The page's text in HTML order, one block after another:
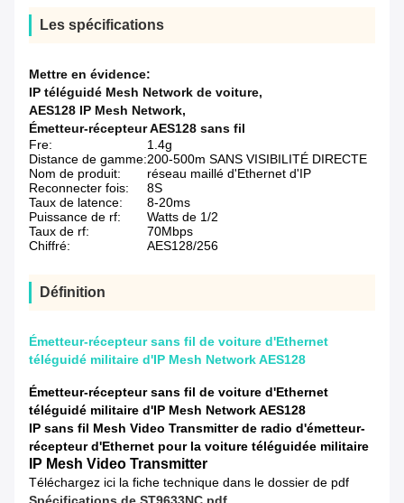
Les spécifications
Mettre en évidence:
IP téléguidé Mesh Network de voiture,
AES128 IP Mesh Network,
Émetteur-récepteur AES128 sans fil
Fre:
1.4g
Distance de gamme:200-500m SANS VISIBILITÉ DIRECTE
Nom de produit:
réseau maillé d'Ethernet d'IP
Reconnecter fois:
8S
Taux de latence:
8-20ms
Puissance de rf:
Watts de 1/2
Taux de rf:
70Mbps
Chiffré:
AES128/256
Définition
Émetteur-récepteur sans fil de voiture d'Ethernet
téléguidé militaire d'IP Mesh Network AES128
Émetteur-récepteur sans fil de voiture d'Ethernet
téléguidé militaire d'IP Mesh Network AES128
IP sans fil Mesh Video Transmitter de radio d'émetteur-
récepteur d'Ethernet pour la voiture téléguidée militaire
IP Mesh Video Transmitter
Téléchargez ici la fiche technique dans le dossier de pdf